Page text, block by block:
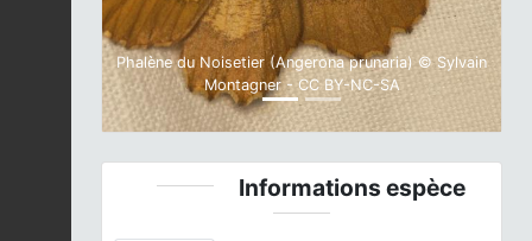
Phalène du Noisetier (Angerona prunaria) © Sylvain
Montagner - CC BY-NC-SA
Informations espèce